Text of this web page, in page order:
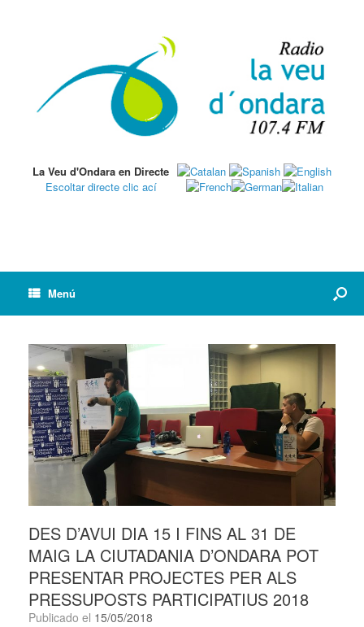
La Veu d'Ondara en Directe
Escoltar directe clic ací
Menú
DES D’AVUI DIA 15 I FINS AL 31 DE
MAIG LA CIUTADANIA D’ONDARA POT
PRESENTAR PROJECTES PER ALS
PRESSUPOSTS PARTICIPATIUS 2018
Publicado el 15/05/2018